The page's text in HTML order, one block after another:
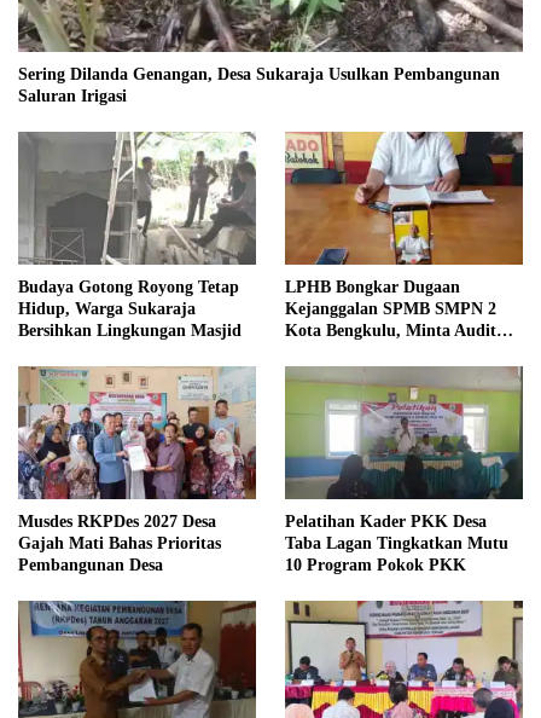
Sering Dilanda Genangan, Desa Sukaraja Usulkan Pembangunan
Saluran Irigasi
Budaya Gotong Royong Tetap
Hidup, Warga Sukaraja
Bersihkan Lingkungan Masjid
LPHB Bongkar Dugaan
Kejanggalan SPMB SMPN 2
Kota Bengkulu, Minta Audit
Musdes RKPDes 2027 Desa
Gajah Mati Bahas Prioritas
Pembangunan Desa
Pelatihan Kader PKK Desa
Taba Lagan Tingkatkan Mutu
10 Program Pokok PKK